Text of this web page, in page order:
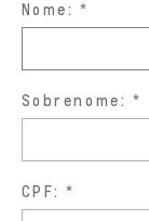
Nome:
Sobrenome:
CPF: